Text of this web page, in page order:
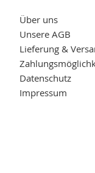
16.01.2017:
12.01.2017:
05.09.2016:
11.08.2016:
Über uns
Unsere AGB
Lieferung &
Datenschutz
Impressum